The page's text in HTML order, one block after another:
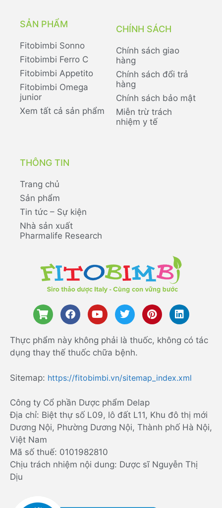
SẢN PHẨM
Fitobimbi Sonno
Fitobimbi Ferro C
Fitobimbi Appetito
Fitobimbi Omega
junior
Xem tất cả sản phẩm
CHÍNH SÁCH
Chính sách giao
hàng
Chính sách đổi trả
hàng
Chính sách bảo mật
Miễn trừ trách
nhiệm y tế
THÔNG TIN
Trang chủ
Sản phẩm
Tin tức – Sự kiện
Nhà sản xuất
Pharmalife Research
Thực phẩm này không phải là thuốc, không có tác
dụng thay thế thuốc chữa bệnh.
Sitemap: https://fitobimbi.vn/sitemap_index.xml
Công ty Cổ phần Dược phẩm Delap
Địa chỉ: Biệt thự số L09, lô đất L11, Khu đô thị mới
Dương Nội, Phường Dương Nội, Thành phố Hà Nội,
Việt Nam
Mã số thuế: 0101982810
Chịu trách nhiệm nội dung: Dược sĩ Nguyễn Thị
Dịu